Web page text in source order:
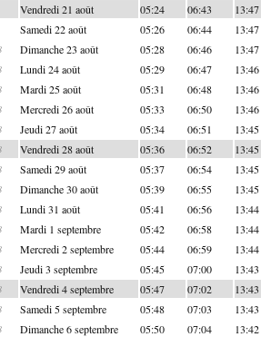
Vendredi 21 août 05:24 06:43 13:47
Samedi 22 août 05:26 06:44 13:47
Dimanche 23 août 05:28 06:46 13:47
Lundi 24 août 05:29 06:47 13:46
Mardi 25 août 05:31 06:48 13:46
Mercredi 26 août 05:33 06:50 13:46
Jeudi 27 août 05:34 06:51 13:45
Vendredi 28 août 05:36 06:52 13:45
Samedi 29 août 05:37 06:54 13:45
Dimanche 30 août 05:39 06:55 13:45
Lundi 31 août 05:41 06:56 13:44
Mardi 1 septembre 05:42 06:58 13:44
Mercredi 2 septembre 05:44 06:59 13:44
Jeudi 3 septembre 05:45 07:00 13:43
Vendredi 4 septembre 05:47 07:02 13:43
Samedi 5 septembre 05:48 07:03 13:43
Dimanche 6 septembre 05:50 07:04 13:42